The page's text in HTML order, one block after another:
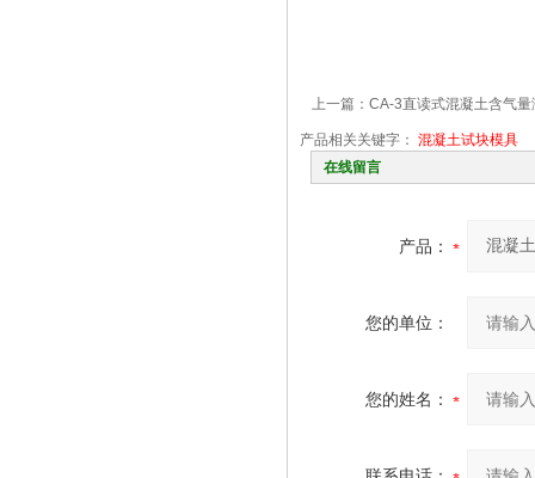
上一篇： CA-3直读式混凝土含气量
产品相关关键字： 混凝土试块模具
在线留言
产品：
您的单位：
您的姓名：